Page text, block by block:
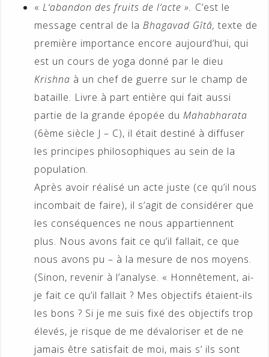
« L‘abandon des fruits de l‘acte ». C’est le
message central de la Bhagavad Gîtâ, texte de
première importance encore aujourd’hui, qui
est un cours de yoga donné par le dieu
Krishna à un chef de guerre sur le champ de
bataille. Livre à part entière qui fait aussi
partie de la grande épopée du Mahabharata
(6ème siècle J – C), il était destiné à diffuser
les principes philosophiques au sein de la
population.
Après avoir réalisé un acte juste (ce qu’il nous
incombait de faire), il s’agit de considérer que
les conséquences ne nous appartiennent
plus. Nous avons fait ce qu’il fallait, ce que
nous avons pu – à la mesure de nos moyens.
(Sinon, revenir à l’analyse. « Honnêtement, ai-
je fait ce qu’il fallait ? Mes objectifs étaient-ils
les bons ? Si je me suis fixé des objectifs trop
élevés, je risque de me dévaloriser et de ne
jamais être satisfait de moi, mais s’ ils sont